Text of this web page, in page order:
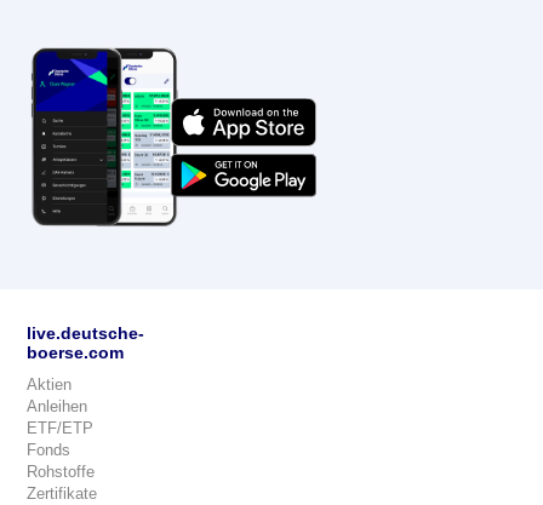
live.deutsche-
boerse.com
Aktien
Anleihen
ETF/ETP
Fonds
Rohstoffe
Zertifikate